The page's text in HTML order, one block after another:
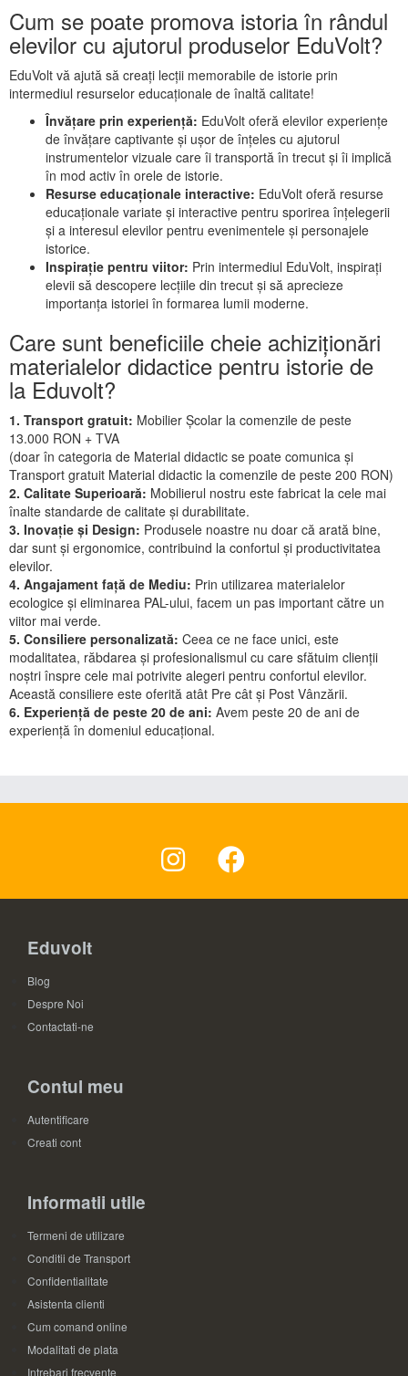
Cum se poate promova istoria în rândul
elevilor cu ajutorul produselor EduVolt?
EduVolt vă ajută să creați lecții memorabile de istorie prin
intermediul resurselor educaționale de înaltă calitate!
Învățare prin experiență: EduVolt oferă elevilor experiențe
de învățare captivante și ușor de înțeles cu ajutorul
instrumentelor vizuale care îi transportă în trecut și îi implică
în mod activ în orele de istorie.
Resurse educaționale interactive: EduVolt oferă resurse
educaționale variate și interactive pentru sporirea înțelegerii
și a interesul elevilor pentru evenimentele și personajele
istorice.
Inspirație pentru viitor: Prin intermediul EduVolt, inspirați
elevii să descopere lecțiile din trecut și să aprecieze
importanța istoriei în formarea lumii moderne.
Care sunt beneficiile cheie achiziționări
materialelor didactice pentru istorie de
la Eduvolt?
1. Transport gratuit: Mobilier Școlar la comenzile de peste
13.000 RON + TVA
(doar în categoria de Material didactic se poate comunica și
Transport gratuit Material didactic la comenzile de peste 200 RON)
2. Calitate Superioară: Mobilierul nostru este fabricat la cele mai
înalte standarde de calitate și durabilitate.
3. Inovație și Design: Produsele noastre nu doar că arată bine,
dar sunt și ergonomice, contribuind la confortul și productivitatea
elevilor.
4. Angajament față de Mediu: Prin utilizarea materialelor
ecologice și eliminarea PAL-ului, facem un pas important către un
viitor mai verde.
5. Consiliere personalizată: Ceea ce ne face unici, este
modalitatea, răbdarea și profesionalismul cu care sfătuim clienții
noștri înspre cele mai potrivite alegeri pentru confortul elevilor.
Această consiliere este oferită atât Pre cât și Post Vânzării.
6. Experiență de peste 20 de ani: Avem peste 20 de ani de
experiență în domeniul educațional.
Eduvolt
Blog
Despre Noi
Contactati-ne
Contul meu
Autentificare
Creati cont
Informatii utile
Termeni de utilizare
Conditii de Transport
Confidentialitate
Asistenta clienti
Cum comand online
Modalitati de plata
Intrebari frecvente